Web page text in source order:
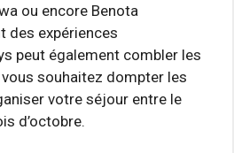
ou encore Benota
des expériences
peut également combler les
souhaitez dompter les
votre séjour entre le
d’octobre.